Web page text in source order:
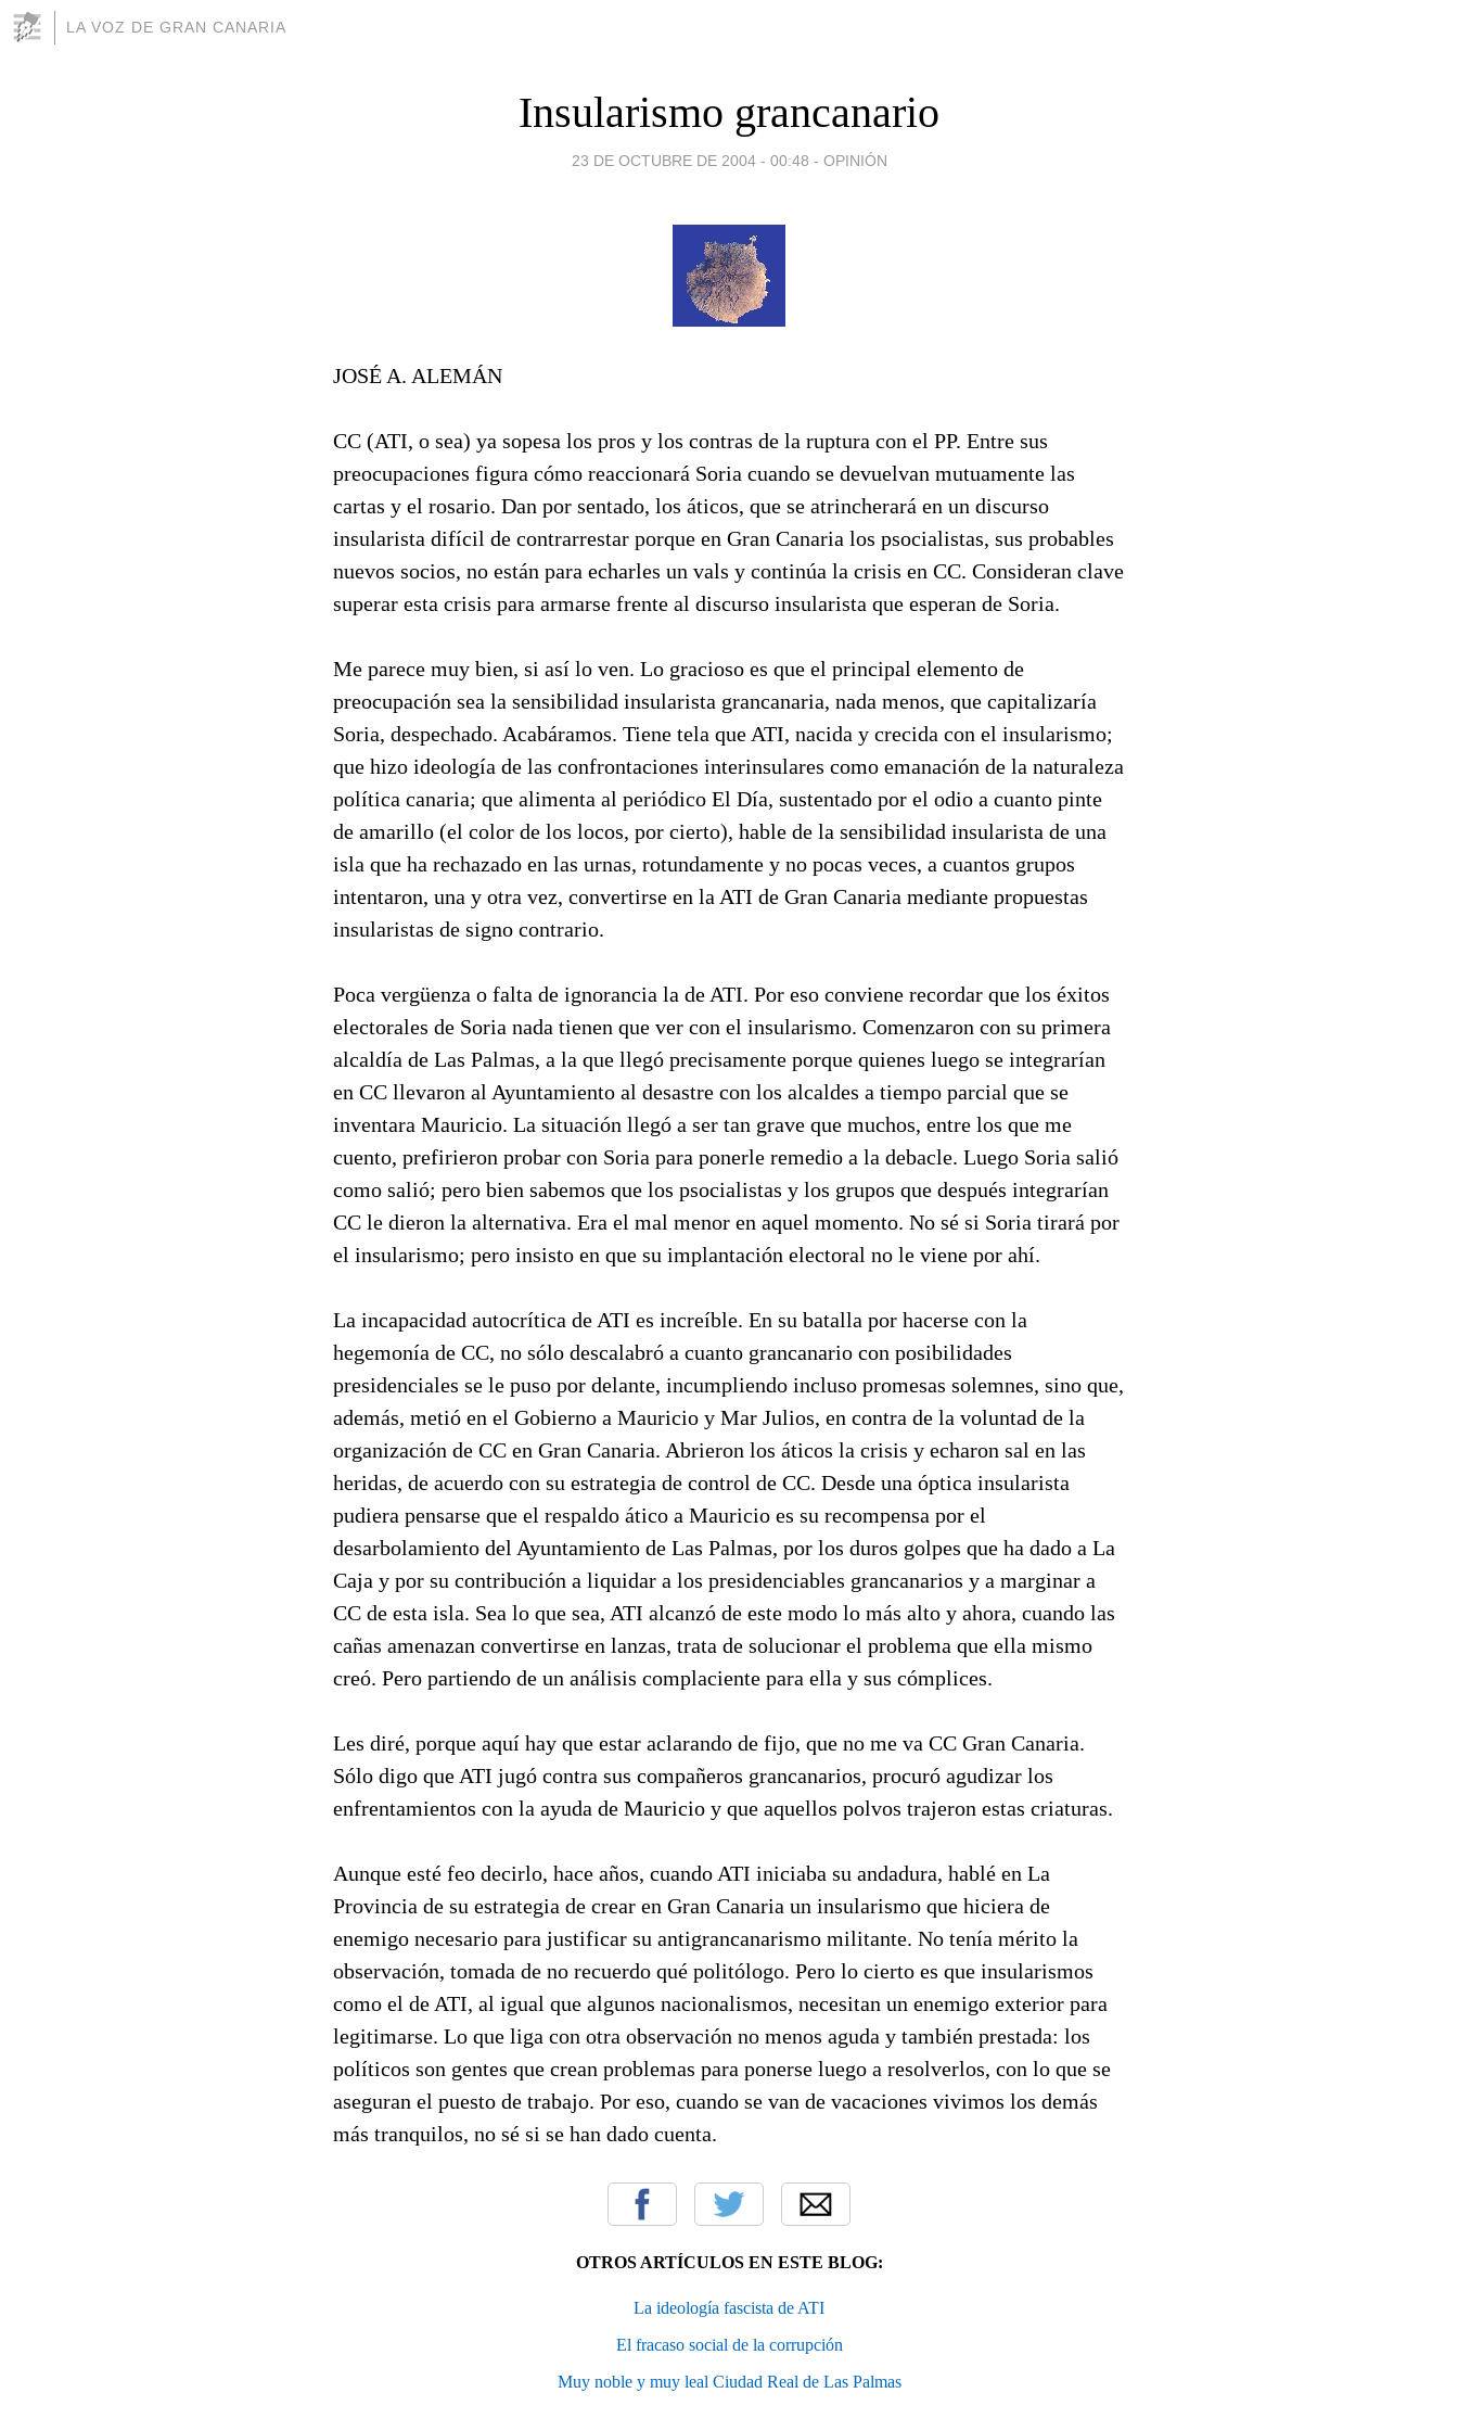
LA VOZ DE GRAN CANARIA
Insularismo grancanario
23 DE OCTUBRE DE 2004 - 00:48 - OPINIÓN
JOSÉ A. ALEMÁN
CC (ATI, o sea) ya sopesa los pros y los contras de la ruptura con el PP. Entre sus
preocupaciones figura cómo reaccionará Soria cuando se devuelvan mutuamente las
cartas y el rosario. Dan por sentado, los áticos, que se atrincherará en un discurso
insularista difícil de contrarrestar porque en Gran Canaria los psocialistas, sus probables
nuevos socios, no están para echarles un vals y continúa la crisis en CC. Consideran clave
superar esta crisis para armarse frente al discurso insularista que esperan de Soria.
Me parece muy bien, si así lo ven. Lo gracioso es que el principal elemento de
preocupación sea la sensibilidad insularista grancanaria, nada menos, que capitalizaría
Soria, despechado. Acabáramos. Tiene tela que ATI, nacida y crecida con el insularismo;
que hizo ideología de las confrontaciones interinsulares como emanación de la naturaleza
política canaria; que alimenta al periódico El Día, sustentado por el odio a cuanto pinte
de amarillo (el color de los locos, por cierto), hable de la sensibilidad insularista de una
isla que ha rechazado en las urnas, rotundamente y no pocas veces, a cuantos grupos
intentaron, una y otra vez, convertirse en la ATI de Gran Canaria mediante propuestas
insularistas de signo contrario.
Poca vergüenza o falta de ignorancia la de ATI. Por eso conviene recordar que los éxitos
electorales de Soria nada tienen que ver con el insularismo. Comenzaron con su primera
alcaldía de Las Palmas, a la que llegó precisamente porque quienes luego se integrarían
en CC llevaron al Ayuntamiento al desastre con los alcaldes a tiempo parcial que se
inventara Mauricio. La situación llegó a ser tan grave que muchos, entre los que me
cuento, prefirieron probar con Soria para ponerle remedio a la debacle. Luego Soria salió
como salió; pero bien sabemos que los psocialistas y los grupos que después integrarían
CC le dieron la alternativa. Era el mal menor en aquel momento. No sé si Soria tirará por
el insularismo; pero insisto en que su implantación electoral no le viene por ahí.
La incapacidad autocrítica de ATI es increíble. En su batalla por hacerse con la
hegemonía de CC, no sólo descalabró a cuanto grancanario con posibilidades
presidenciales se le puso por delante, incumpliendo incluso promesas solemnes, sino que,
además, metió en el Gobierno a Mauricio y Mar Julios, en contra de la voluntad de la
organización de CC en Gran Canaria. Abrieron los áticos la crisis y echaron sal en las
heridas, de acuerdo con su estrategia de control de CC. Desde una óptica insularista
pudiera pensarse que el respaldo ático a Mauricio es su recompensa por el
desarbolamiento del Ayuntamiento de Las Palmas, por los duros golpes que ha dado a La
Caja y por su contribución a liquidar a los presidenciables grancanarios y a marginar a
CC de esta isla. Sea lo que sea, ATI alcanzó de este modo lo más alto y ahora, cuando las
cañas amenazan convertirse en lanzas, trata de solucionar el problema que ella mismo
creó. Pero partiendo de un análisis complaciente para ella y sus cómplices.
Les diré, porque aquí hay que estar aclarando de fijo, que no me va CC Gran Canaria.
Sólo digo que ATI jugó contra sus compañeros grancanarios, procuró agudizar los
enfrentamientos con la ayuda de Mauricio y que aquellos polvos trajeron estas criaturas.
Aunque esté feo decirlo, hace años, cuando ATI iniciaba su andadura, hablé en La
Provincia de su estrategia de crear en Gran Canaria un insularismo que hiciera de
enemigo necesario para justificar su antigrancanarismo militante. No tenía mérito la
observación, tomada de no recuerdo qué politólogo. Pero lo cierto es que insularismos
como el de ATI, al igual que algunos nacionalismos, necesitan un enemigo exterior para
legitimarse. Lo que liga con otra observación no menos aguda y también prestada: los
políticos son gentes que crean problemas para ponerse luego a resolverlos, con lo que se
aseguran el puesto de trabajo. Por eso, cuando se van de vacaciones vivimos los demás
más tranquilos, no sé si se han dado cuenta.
OTROS ARTÍCULOS EN ESTE BLOG:
La ideología fascista de ATI
El fracaso social de la corrupción
Muy noble y muy leal Ciudad Real de Las Palmas